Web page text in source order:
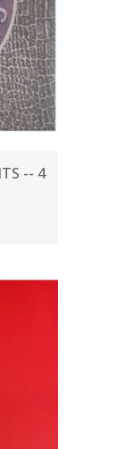
-- 4